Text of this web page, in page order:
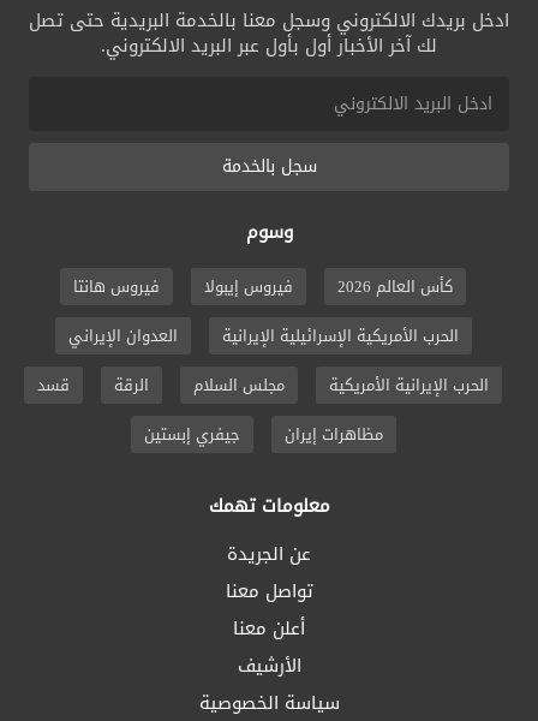
ادخل بريدك الالكتروني وسجل معنا بالخدمة البريدية حتى تصل
لك آخر الأخبار أول بأول عبر البريد الالكتروني.
سجل بالخدمة
وسوم
كأس العالم 2026 فيروس إيبولا
فيروس هانتا
الحرب الأمريكية الإسرائيلية الإيرانية
العدوان الإيراني
الحرب الإيرانية الأمريكية
مجلس السلام الرقة
قسد
مظاهرات إيران
جيفري إبستين
معلومات تهمك
عن الجريدة
تواصل معنا
أعلن معنا
الأرشيف
سياسة الخصوصية